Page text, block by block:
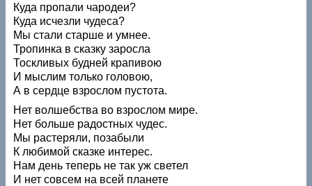
Куда пропали чародеи?
Куда исчезли чудеса?
Мы стали старше и умнее.
Тропинка в сказку заросла
Тоскливых будней крапивою
И мыслим только головою,
А в сердце взрослом пустота.
Нет волшебства во взрослом мире.
Нет больше радостных чудес.
Мы растеряли, позабыли
К любимой сказке интерес.
Нам день теперь не так уж светел
И нет совсем на всей планете